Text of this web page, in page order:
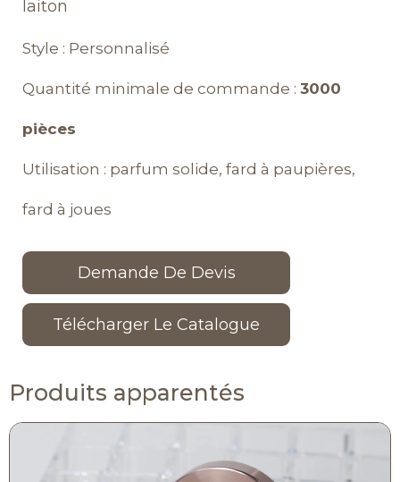
laiton
Style : Personnalisé
Quantité minimale de commande : 3000
pièces
Utilisation : parfum solide, fard à paupières,
fard à joues
Demande De Devis
Télécharger Le Catalogue
Produits apparentés